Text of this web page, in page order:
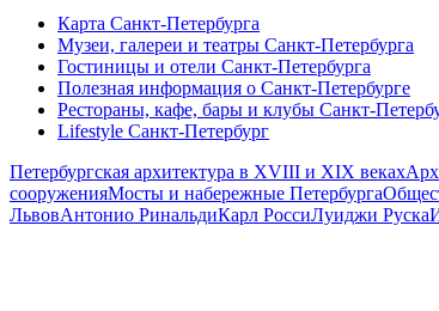
Карта Санкт-Петербурга
Музеи, галереи и театры Санкт-Петербурга
Гостиницы и отели Санкт-Петербурга
Полезная информация о Санкт-Петербурге
Рестораны, кафе, бары и клубы Санкт-
Lifestyle Санкт-Петербург
Петербургская архитектура в XVIII и XIX веках
сооруженияМосты и набережные Петербурга
ЛьвовАнтонио РинальдиКарл РоссиЛуиджи Руска